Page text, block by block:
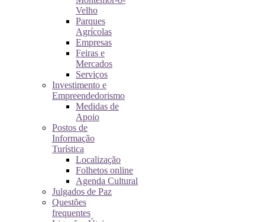
Velho
Parques
Agrícolas
Empresas
Feiras e
Mercados
Serviços
Investimento e
Empreendedorismo
Medidas de
Apoio
Postos de
Informação
Turística
Localização
Folhetos online
Agenda Cultural
Julgados de Paz
Questões
frequentes